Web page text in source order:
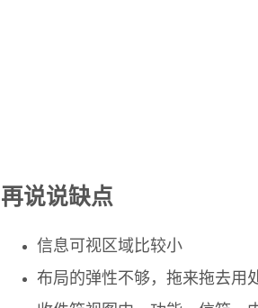
再说说缺点
信息可视区域比较小
布局的弹性不够，拖来拖去用